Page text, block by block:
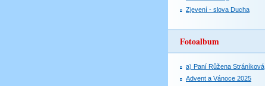
Zjevení - slova Ducha
Fotoalbum
a) Paní Růžena Stráníková
Advent a Vánoce 2025